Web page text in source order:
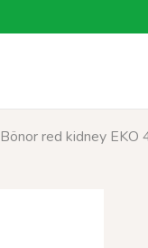
Bönor red kidney EKO